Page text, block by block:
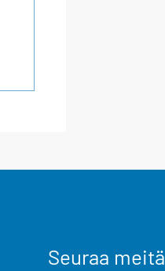
Seuraa meitä